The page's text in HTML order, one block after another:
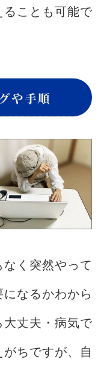
ることも可能で
や手順
く突然やって
なるかわから
大丈夫・病気で
ちですが、自